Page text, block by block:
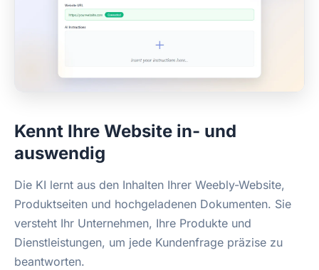
Kennt Ihre Website in- und
auswendig
Die KI lernt aus den Inhalten Ihrer Weebly-Website,
Produktseiten und hochgeladenen Dokumenten. Sie
versteht Ihr Unternehmen, Ihre Produkte und
Dienstleistungen, um jede Kundenfrage präzise zu
beantworten.